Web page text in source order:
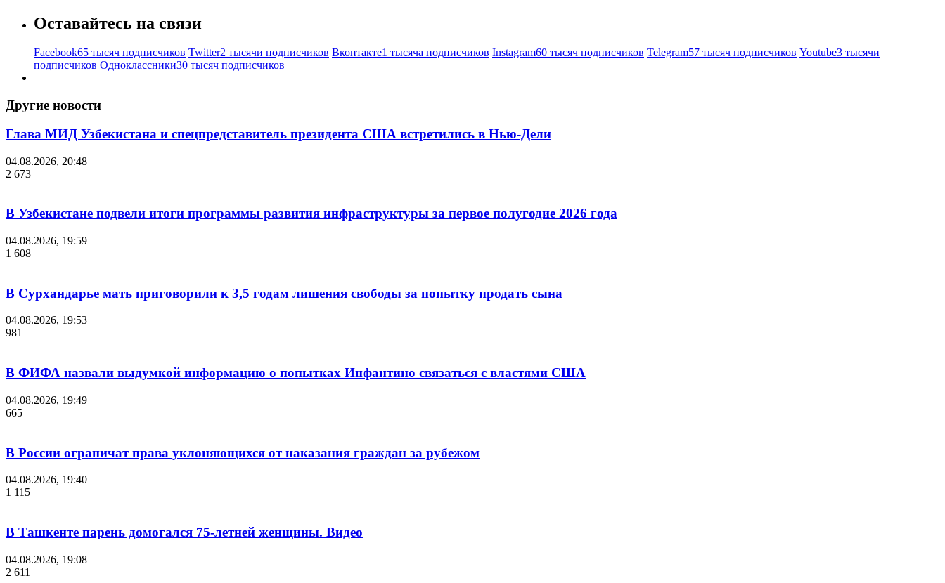
Оставайтесь на связи
Facebook65 тысяч подписчиков Twitter2 тысячи подписчиков Вконтакте1 тысяча подписчиков Instagram60 тысяч подписчиков Telegram57 тысяч подписчиков Youtube3 тысячи
подписчиков Одноклассники30 тысяч подписчиков
Другие новости
Глава МИД Узбекистана и спецпредставитель президента США встретились в Нью-Дели
04.08.2026, 20:48
2 673
В Узбекистане подвели итоги программы развития инфраструктуры за первое полугодие 2026 года
04.08.2026, 19:59
1 608
В Сурхандарье мать приговорили к 3,5 годам лишения свободы за попытку продать сына
04.08.2026, 19:53
981
В ФИФА назвали выдумкой информацию о попытках Инфантино связаться с властями США
04.08.2026, 19:49
665
В России ограничат права уклоняющихся от наказания граждан за рубежом
04.08.2026, 19:40
1 115
В Ташкенте парень домогался 75-летней женщины. Видео
04.08.2026, 19:08
2 611